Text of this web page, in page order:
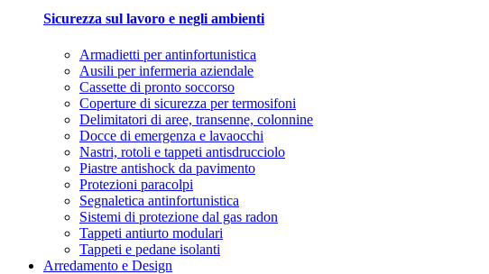
Sicurezza sul lavoro e negli ambienti
Armadietti per antinfortunistica
Ausili per infermeria aziendale
Cassette di pronto soccorso
Coperture di sicurezza per termosifoni
Delimitatori di aree, transenne, colonnine
Docce di emergenza e lavaocchi
Nastri, rotoli e tappeti antisdrucciolo
Piastre antishock da pavimento
Protezioni paracolpi
Segnaletica antinfortunistica
Sistemi di protezione dal gas radon
Tappeti antiurto modulari
Tappeti e pedane isolanti
Arredamento e Design